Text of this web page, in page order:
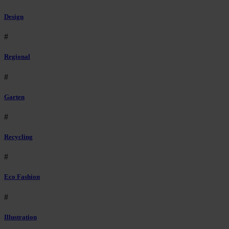
Design
#
Regional
#
Garten
#
Recycling
#
Eco Fashion
#
Illustration